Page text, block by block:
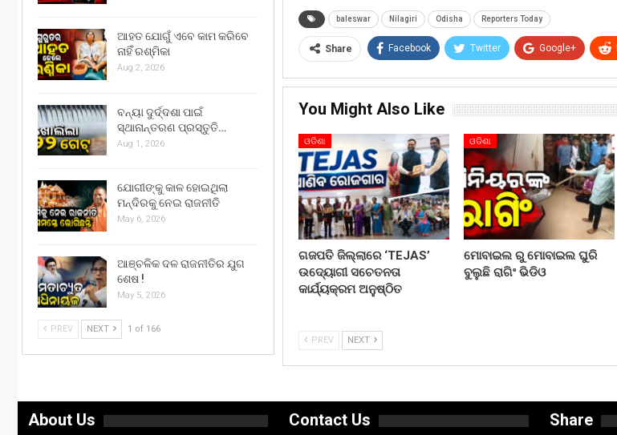
baleswar Nilagiri Odisha Reporters Today
Share Facebook Twitter Google+
You Might Also Like
ଓଡିଶା
ଗଜପତି ଜିଲ୍ଲାରେ ‘TEJAS’
ଉଦ୍ୟୋଗୀ ସଚେତନତା
କାର୍ଯ୍ୟକ୍ରମ ଅନୁଷ୍ଠିତ
ଓଡିଶା
ମୋବାଇଲ ରୁ ମୋବାଇଲ ଘୁରି
ବୁଲୁଛି ରାଗିଂ ଭିଡିଓ
PREV NEXT
ଆହତ ଯୋଗୁଁ ଏବେ କାମ କରିବେ
ନାହିଁ ରଶ୍ମିକା
Aug 2, 2026
ବନ୍ୟା ଦୁର୍ଦ୍ଦଶା ପାଇଁ
ସ୍ଥାନାନ୍ତରଣ ପ୍ରସ୍ତୁତି…
Aug 1, 2026
ଯୋଗୀଙ୍କୁ କାଳ ହୋଇଥିଲା
ମନ୍ଦିରକୁ ନେଇ ରାଜନୀତି
May 6, 2026
ଆଞ୍ଚଳିକ ଦଳ ରାଜନୀତିର ଯୁଗ
ଶେଷ !
May 5, 2026
PREV NEXT 1 of 166
About Us Contact Us Share